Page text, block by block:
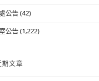
公告(42)
公告(1,222)
期文章